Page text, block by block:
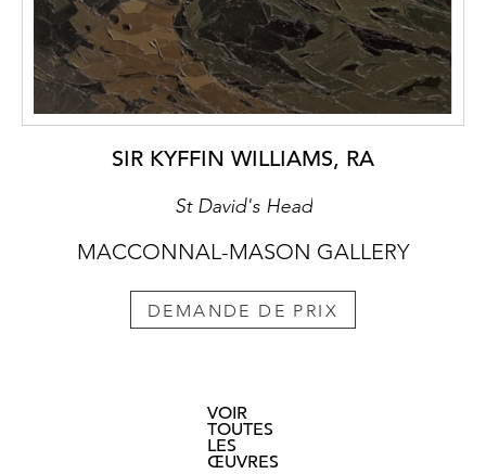
SIR KYFFIN WILLIAMS, RA
St David's Head
MACCONNAL-MASON GALLERY
DEMANDE DE PRIX
VOIR
TOUTES
LES
ŒUVRES